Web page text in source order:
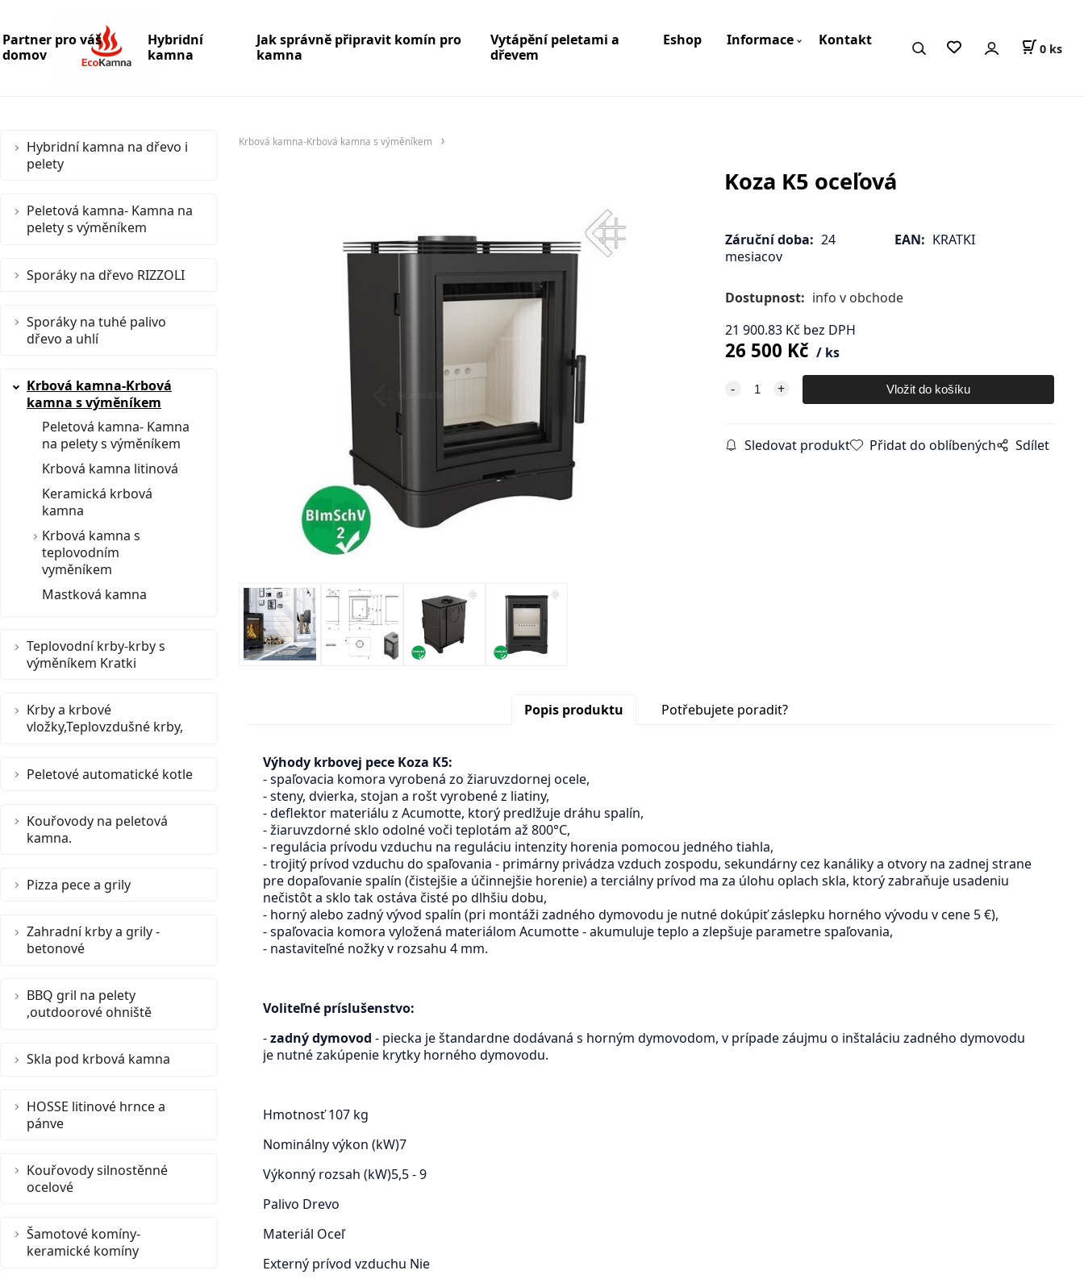
Partner pro váš
domov
Hybridní
kamna
Jak správně připravit komín pro
kamna
Vytápění peletami a
dřevem
Eshop Informace Kontakt 0 ks
Hybridní kamna na dřevo i
pelety
Peletová kamna- Kamna na
pelety s výměníkem
Sporáky na dřevo RIZZOLI
Sporáky na tuhé palivo
dřevo a uhlí
Krbová kamna-Krbová
kamna s výměníkem
Peletová kamna- Kamna
na pelety s výměníkem
Krbová kamna litinová
Keramická krbová
kamna
Krbová kamna s
teplovodním
vyměníkem
Mastková kamna
Teplovodní krby-krby s
výměníkem Kratki
Krby a krbové
vložky,Teplovzdušné krby,
Peletové automatické kotle
Kouřovody na peletová
kamna.
Pizza pece a grily
Zahradní krby a grily -
betonové
BBQ gril na pelety
,outdoorové ohniště
Skla pod krbová kamna
HOSSE litinové hrnce a
pánve
Kouřovody silnostěnné
ocelové
Šamotové komíny-
keramické komíny
Krbová kamna-Krbová kamna s výměníkem
Koza K5 oceľová
Záruční doba: 24
mesiacov
EAN: KRATKI
Dostupnost: info v obchode
21 900.83Kč bez DPH
26 500 Kč ks
Sledovat produkt Přidat do oblíbených Sdílet
Popis produktu Potřebujete poradit?
Výhody krbovej pece Koza K5:
- spaľovacia komora vyrobená zo žiaruvzdornej ocele,
- steny, dvierka, stojan a rošt vyrobené z liatiny,
- deflektor materiálu z Acumotte, ktorý predlžuje dráhu spalín,
- žiaruvzdorné sklo odolné voči teplotám až 800°C,
- regulácia prívodu vzduchu na reguláciu intenzity horenia pomocou jedného tiahla,
- trojitý prívod vzduchu do spaľovania - primárny privádza vzduch zospodu, sekundárny cez kanáliky a otvory na zadnej strane
pre dopaľovanie spalín (čistejšie a účinnejšie horenie) a terciálny prívod ma za úlohu oplach skla, ktorý zabraňuje usadeniu
nečistôt a sklo tak ostáva čisté po dlhšiu dobu,
- horný alebo zadný vývod spalín (pri montáži zadného dymovodu je nutné dokúpiť záslepku horného vývodu v cene 5 €),
- spaľovacia komora vyložená materiálom Acumotte - akumuluje teplo a zlepšuje parametre spaľovania,
- nastaviteľné nožky v rozsahu 4 mm.
Voliteľné príslušenstvo:
-zadný dymovod - piecka je štandardne dodávaná s horným dymovodom, v prípade záujmu o inštaláciu zadného dymovodu
je nutné zakúpenie krytky horného dymovodu.
Hmotnosť107 kg
Nominálny výkon (kW)7
Výkonný rozsah (kW)5,5 - 9
Palivo Drevo
Materiál Oceľ
Externý prívod vzduchu Nie